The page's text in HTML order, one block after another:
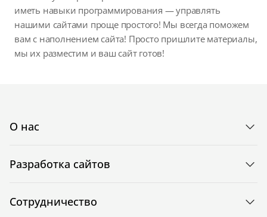
иметь навыки программирования — управлять
нашими сайтами проще простого! Мы всегда поможем
вам с наполнением сайта! Просто пришлите материалы,
мы их разместим и ваш сайт готов!
О нас
Разработка сайтов
Сотрудничество